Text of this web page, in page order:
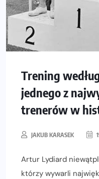
Trening
jednego z
trenerów w
JAKUB KARASEK
Artur Lydiard
którzy wywarli